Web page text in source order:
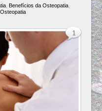
, Benefícios da Osteopatia,
Osteopatia
1